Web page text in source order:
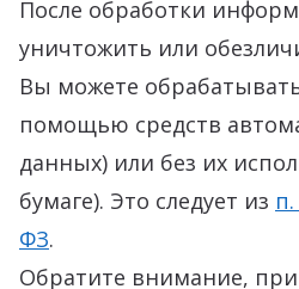
После обработки
уничтожить или
Вы можете
помощью средств
данных) или без их
бумаге). Это следует из
ФЗ.
Обратите внимание, при